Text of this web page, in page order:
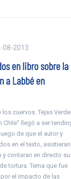
08-2013
en libro sobre la
a Labbé en
los cuervos. Tejas
Chile” llegó a ser
de que el autor y
en el texto, asistieran
y contaran en directo
tortura. Tema que fue
el impacto de las